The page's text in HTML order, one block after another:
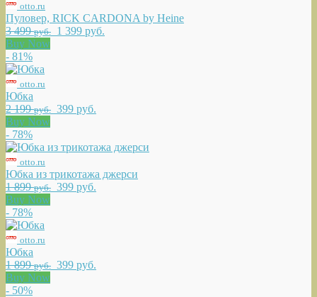
otto.ru
Пуловер, RICK CARDONA by Heine
3 499руб. 1 399 руб.
Buy Now
- 81%
otto.ru
Юбка
2 199руб. 399 руб.
Buy Now
- 78%
otto.ru
Юбка из трикотажа джерси
1 899руб. 399 руб.
Buy Now
- 78%
otto.ru
Юбка
1 899руб. 399 руб.
Buy Now
- 50%